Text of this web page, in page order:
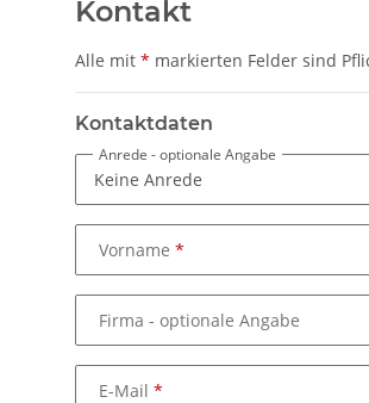
Kontakt
Alle mit * markierten Felder sind
Kontaktdaten
Anrede - optionale Angabe
Vorname
Firma - optionale Angabe
E-Mail